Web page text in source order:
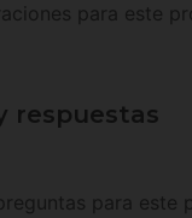
para este
respuestas
para este